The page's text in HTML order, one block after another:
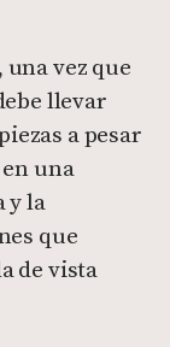
una vez que
llevar
a pesar
una
y la
que
de vista